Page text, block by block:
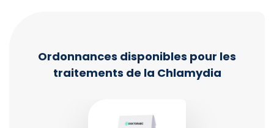
Ordonnances disponibles pour les
traitements de la Chlamydia